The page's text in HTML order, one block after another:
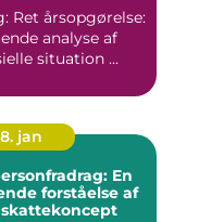
analyse af
den finansielle situation ...
jan
En
forståelse af